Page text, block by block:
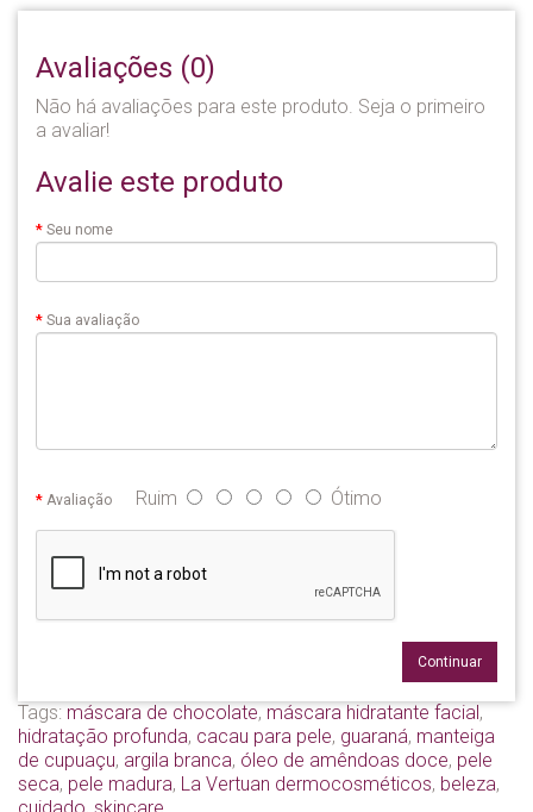
Avaliações (0)
Não há avaliações para este produto. Seja o primeiro
a avaliar!
Avalie este produto
Seu nome
Sua avaliação
Avaliação Ruim Ótimo
Continuar
Tags: máscara de chocolate, máscara hidratante facial,
hidratação profunda, cacau para pele, guaraná, manteiga
de cupuaçu, argila branca, óleo de amêndoas doce, pele
seca, pele madura, La Vertuan dermocosméticos, beleza,